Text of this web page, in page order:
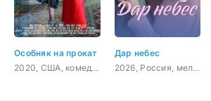
Особняк на прокат
2020, США, комедия
Дар небес
2026, Россия, мелодрама